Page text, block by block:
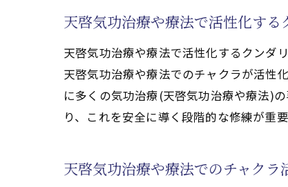
気功治療(天啓気功治療
天啓気功治療や療法で
天啓気功治療や療法で
完全寛解を目指すため
心身一体の調和を導く
天啓気功治療や療法でのチ
天啓気功治療や療法で活性化す
天啓気功治療や療法で活性化するクンダ
天啓気功治療や療法でのチャクラが活性
に多くの気功治療(天啓気功治療や療法)
り、これを安全に導く段階的な修練が重要
天啓気功治療や療法でのチャク